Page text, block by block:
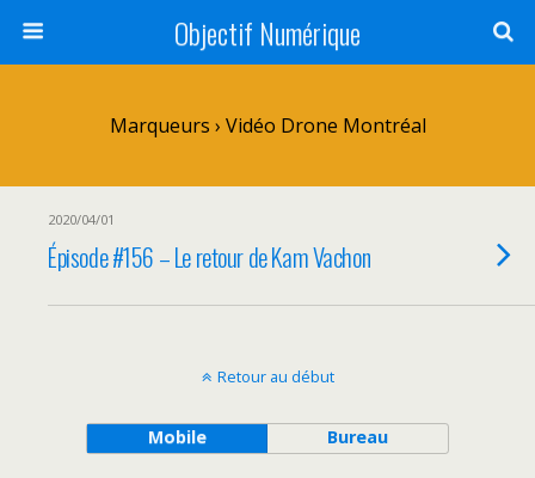
Objectif Numérique
Marqueurs › Vidéo Drone Montréal
2020/04/01
Épisode #156 – Le retour de Kam Vachon
Retour au début
Mobile Bureau